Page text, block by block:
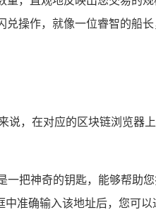
操作，就像一位睿智的船
，在对应的区块链浏览器
一把神奇的钥匙，能够帮助
准确输入该地址后，您可